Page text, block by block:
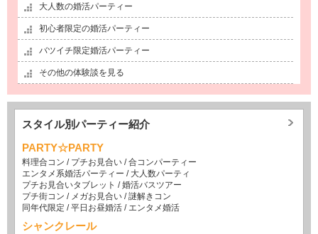
大人数の婚活パーティー
初心者限定の婚活パーティー
バツイチ限定婚活パーティー
その他の体験談を見る
スタイル別パーティー紹介
PARTY☆PARTY
料理合コン / プチお見合い /合コンパーティー
エンタメ系婚活パーティー / 大人数パーティ
プチお見合いタブレット /婚活バスツアー
プチ街コン / メガお見合い /謎解きコン
同年代限定 /平日お昼婚活 / エンタメ婚活
シャンクレール